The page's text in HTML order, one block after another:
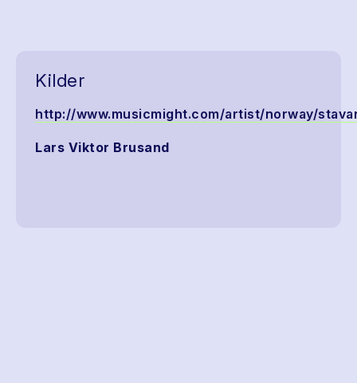
Kilder
http://www.musicmight.com/artist/norway/
Lars Viktor Brusand